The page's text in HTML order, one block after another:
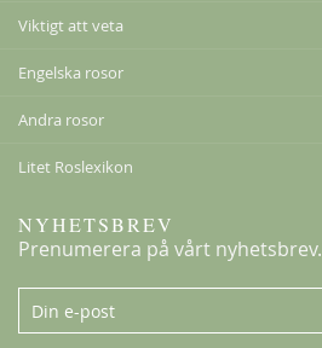
Från149,00 kr
Viktigt att veta
Engelska rosor
Andra rosor
Litet Roslexikon
NYHETSBREV
Prenumerera på vårt nyhetsbrev.